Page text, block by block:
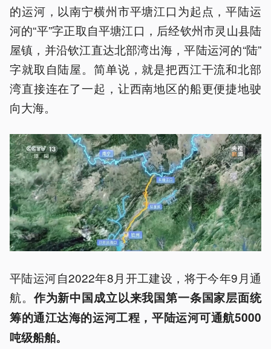
的运河，以南宁横州市平塘江口为起点，平陆运
河的“平”字正取自平塘江口，后经钦州市灵山县陆
屋镇，并沿钦江直达北部湾出海，平陆运河的“陆”
字就取自陆屋。简单说，就是把西江干流和北部
湾直接连在了一起，让西南地区的船更便捷地驶
向大海。
平陆运河自2022年8月开工建设，将于今年9月通
航。作为新中国成立以来我国第一条国家层面统
筹的通江达海的运河工程，平陆运河可通航5000
吨级船舶。